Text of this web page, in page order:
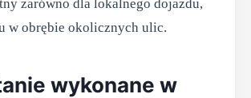
zarówno dla lokalnego dojazdu,
w obrębie okolicznych ulic.
wykonane w